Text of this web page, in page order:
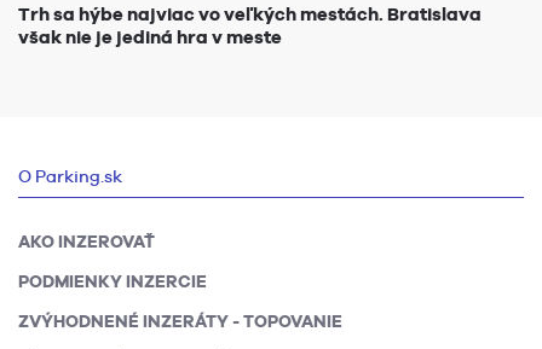
Trh sa hýbe najviac vo veľkých mestách. Bratislava
však nie je jediná hra v meste
O Parking.sk
AKO INZEROVAŤ
PODMIENKY INZERCIE
ZVÝHODNENÉ INZERÁTY - TOPOVANIE